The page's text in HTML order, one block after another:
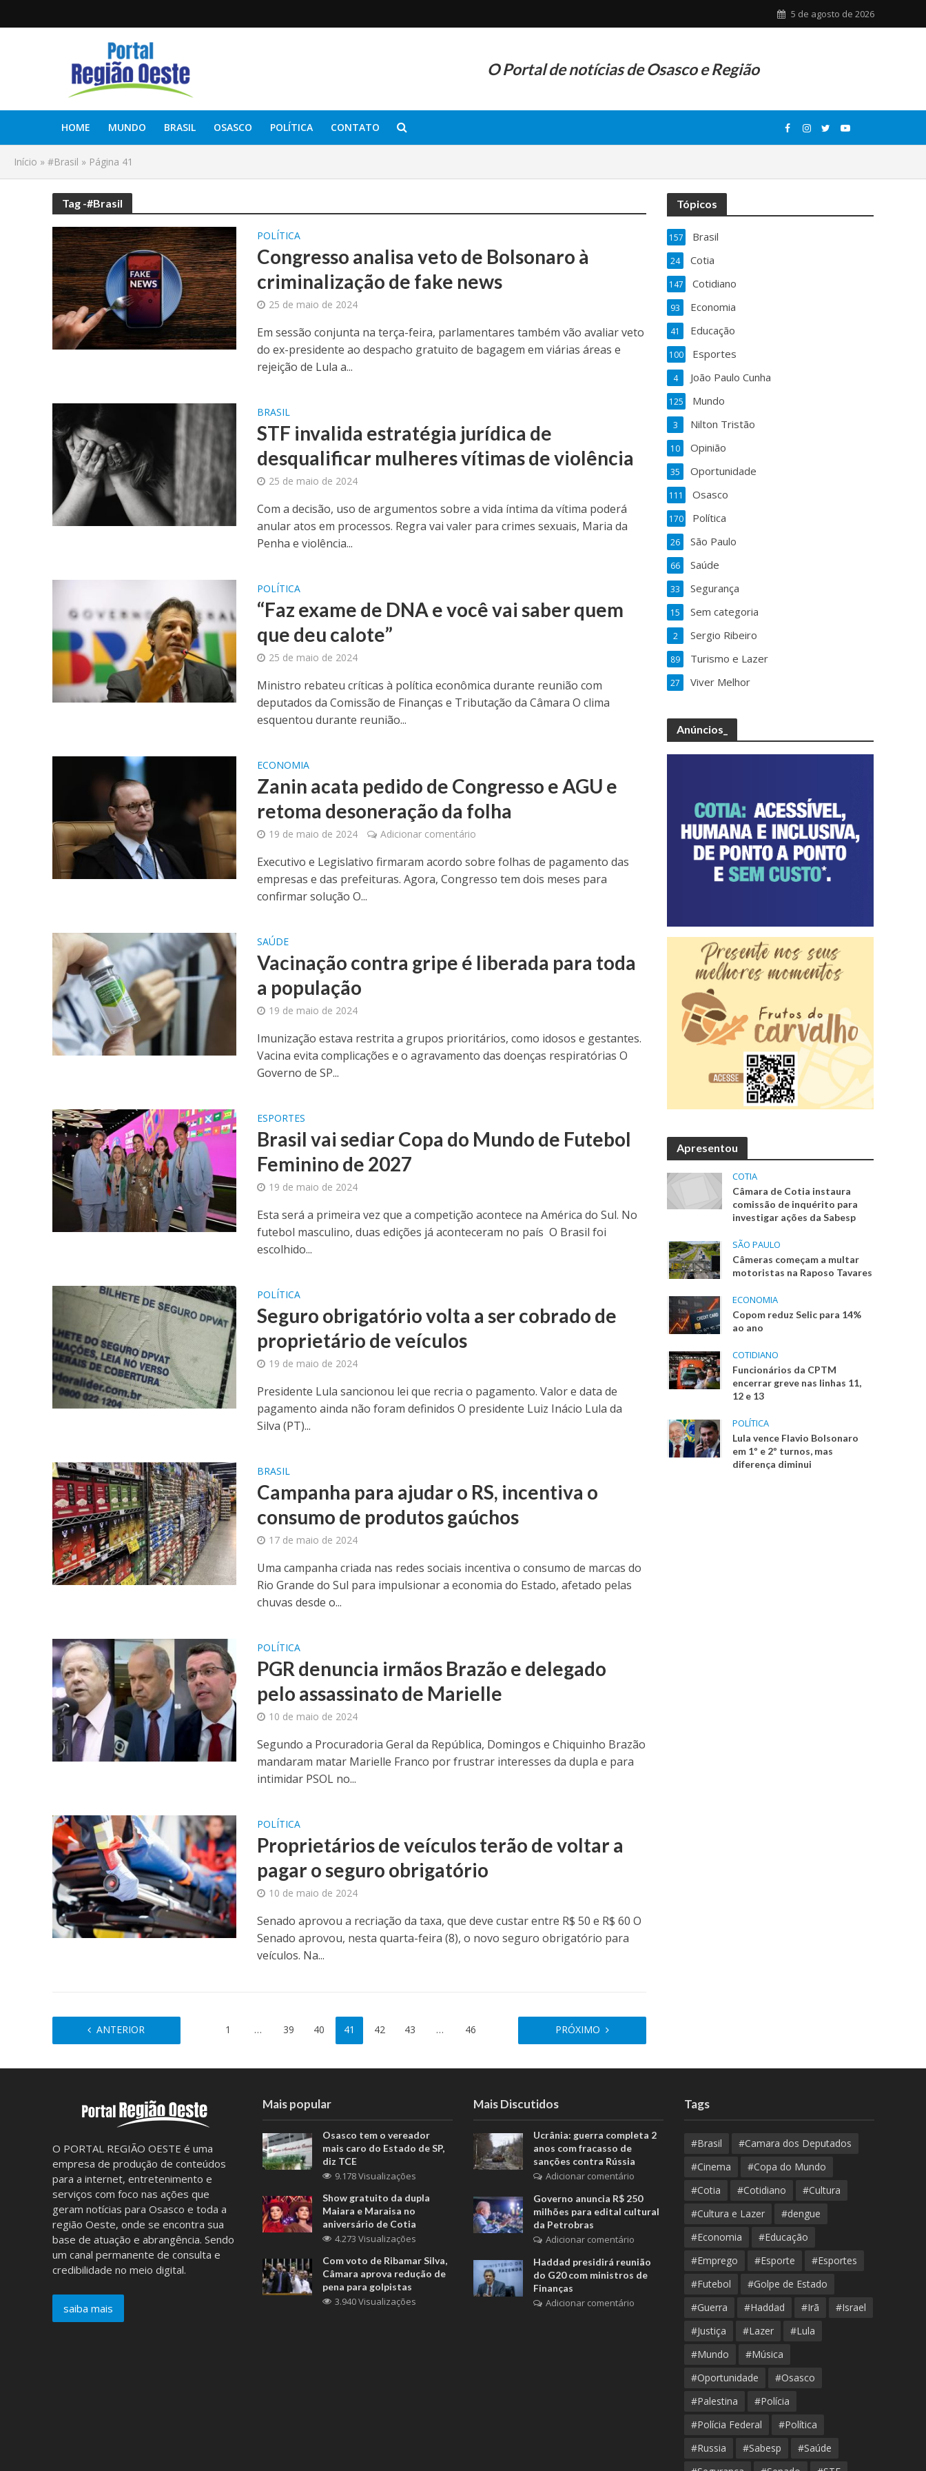
5 de agosto de 2026
O Portal de notícias de Osasco e Região
HOME MUNDO BRASIL OSASCO POLÍTICA CONTATO
Início » #Brasil » Página 41
Tag -#Brasil
POLÍTICA
Congresso analisa veto de Bolsonaro à
criminalização de fake news
25 de maio de 2024
Em sessão conjunta na terça-feira, parlamentares também vão avaliar veto
do ex-presidente ao despacho gratuito de bagagem em viárias áreas e
rejeição de Lula a...
BRASIL
STF invalida estratégia jurídica de
desqualificar mulheres vítimas de violência
25 de maio de 2024
Com a decisão, uso de argumentos sobre a vida íntima da vítima poderá
anular atos em processos. Regra vai valer para crimes sexuais, Maria da
Penha e violência...
POLÍTICA
“Faz exame de DNA e você vai saber quem
que deu calote”
25 de maio de 2024
Ministro rebateu críticas à política econômica durante reunião com
deputados da Comissão de Finanças e Tributação da Câmara O clima
esquentou durante reunião...
ECONOMIA
Zanin acata pedido de Congresso e AGU e
retoma desoneração da folha
19 de maio de 2024 Adicionar comentário
Executivo e Legislativo firmaram acordo sobre folhas de pagamento das
empresas e das prefeituras. Agora, Congresso tem dois meses para
confirmar solução O...
SAÚDE
Vacinação contra gripe é liberada para toda
a população
19 de maio de 2024
Imunização estava restrita a grupos prioritários, como idosos e gestantes.
Vacina evita complicações e o agravamento das doenças respiratórias O
Governo de SP...
ESPORTES
Brasil vai sediar Copa do Mundo de Futebol
Feminino de 2027
19 de maio de 2024
Esta será a primeira vez que a competição acontece na América do Sul. No
futebol masculino, duas edições já aconteceram no país O Brasil foi
escolhido...
POLÍTICA
Seguro obrigatório volta a ser cobrado de
proprietário de veículos
19 de maio de 2024
Presidente Lula sancionou lei que recria o pagamento. Valor e data de
pagamento ainda não foram definidos O presidente Luiz Inácio Lula da
Silva (PT)...
BRASIL
Campanha para ajudar o RS, incentiva o
consumo de produtos gaúchos
17 de maio de 2024
Uma campanha criada nas redes sociais incentiva o consumo de marcas do
Rio Grande do Sul para impulsionar a economia do Estado, afetado pelas
chuvas desde o...
POLÍTICA
PGR denuncia irmãos Brazão e delegado
pelo assassinato de Marielle
10 de maio de 2024
Segundo a Procuradoria Geral da República, Domingos e Chiquinho Brazão
mandaram matar Marielle Franco por frustrar interesses da dupla e para
intimidar PSOL no...
POLÍTICA
Proprietários de veículos terão de voltar a
pagar o seguro obrigatório
10 de maio de 2024
Senado aprovou a recriação da taxa, que deve custar entre R$ 50 e R$ 60 O
Senado aprovou, nesta quarta-feira (8), o novo seguro obrigatório para
veículos. Na...
ANTERIOR 1 … 39 40 41 42 43 … 46 PRÓXIMO
Tópicos
Brasil
157
Cotia
24
Cotidiano
147
Economia
93
Educação
41
Esportes
100
João Paulo Cunha
4
Mundo
125
Nilton Tristão
3
Opinião
10
Oportunidade
35
Osasco
111
Política
170
São Paulo
26
Saúde
66
Segurança
33
Sem categoria
15
Sergio Ribeiro
2
Turismo e Lazer
89
Viver Melhor
27
Anúncios_
Apresentou
COTIA
Câmara de Cotia instaura
comissão de inquérito para
investigar ações da Sabesp
SÃO PAULO
Câmeras começam a multar
motoristas na Raposo Tavares
ECONOMIA
Copom reduz Selic para 14%
ao ano
COTIDIANO
Funcionários da CPTM
encerrar greve nas linhas 11,
12 e 13
POLÍTICA
Lula vence Flavio Bolsonaro
em 1º e 2º turnos, mas
diferença diminui
O PORTAL REGIÃO OESTE é uma
empresa de produção de conteúdos
para a internet, entretenimento e
serviços com foco nas ações que
geram notícias para Osasco e toda a
região Oeste, onde se encontra sua
base de atuação e abrangência. Sendo
um canal permanente de consulta e
credibilidade no meio digital.
saiba mais
Mais popular
Osasco tem o vereador
mais caro do Estado de SP,
diz TCE
9.178 Visualizações
Show gratuito da dupla
Maiara e Maraisa no
aniversário de Cotia
4.273 Visualizações
Com voto de Ribamar Silva,
Câmara aprova redução de
pena para golpistas
3.940 Visualizações
Mais Discutidos
Ucrânia: guerra completa 2
anos com fracasso de
sanções contra Rússia
Adicionar comentário
Governo anuncia R$ 250
milhões para edital cultural
da Petrobras
Adicionar comentário
Haddad presidirá reunião
do G20 com ministros de
Finanças
Adicionar comentário
Tags
#Brasil
#Camara dos Deputados
#Cinema
#Copa do Mundo
#Cotia
#Cotidiano
#Cultura
#Cultura e Lazer
#dengue
#Economia
#Educação
#Emprego
#Esporte
#Esportes
#Futebol
#Golpe de Estado
#Guerra
#Haddad #Irã
#Israel
#Justiça
#Lazer
#Lula
#Mundo
#Música
#Oportunidade
#Osasco
#Palestina
#Polícia
#Polícia Federal
#Política
#Russia
#Sabesp
#Saúde